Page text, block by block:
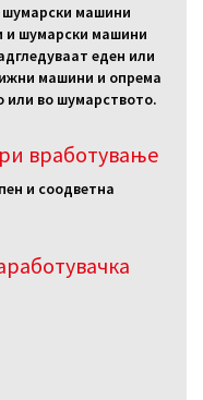
шумарски машини
и шумарски машини
еден или
машини и опрема
или во шумарството.
вработување
и соодветна